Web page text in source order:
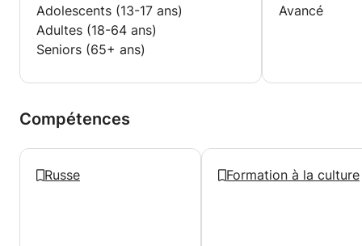
Adolescents (13-17 ans)
Adultes (18-64 ans)
Seniors (65+ ans)
Avancé
Compétences
Russe Formation à la culture